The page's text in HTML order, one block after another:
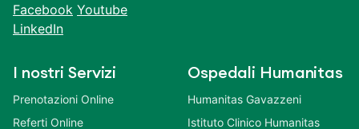
Facebook Youtube
LinkedIn
I nostri Servizi
Prenotazioni Online
Referti Online
Ospedali Humanitas
Humanitas Gavazzeni
Istituto Clinico Humanitas